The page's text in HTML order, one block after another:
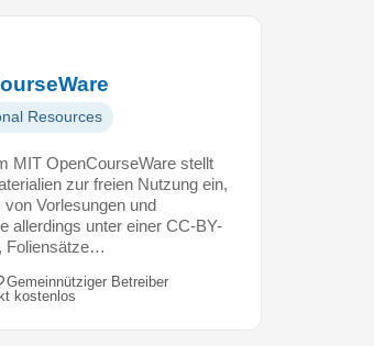
Resources
MIT OpenCourseWare stellt
zur freien Nutzung ein,
Vorlesungen und
allerdings unter einer CC-BY-
Foliensätze…
Gemeinnütziger Betreiber
kostenlos